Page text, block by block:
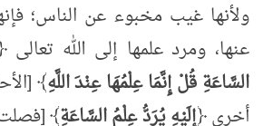
ولأنها غيب مخبوء عن الناس؛
عنها، ومرد علمها إلى الله تعالى
السَّاعَةِ قُلْ إِنَّمَا عِلْمُهَا عِنْدَ اللَّهِ
أخرى ﴿إِلَيْهِ يُرَدُّ عِلْمُ السَّاعَةِ